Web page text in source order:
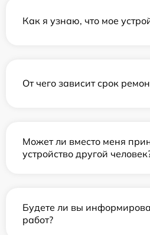
Как я узнаю, что мое
От чего зависит срок
Может ли вместо меня
устройство другой
Будете ли вы
работ?